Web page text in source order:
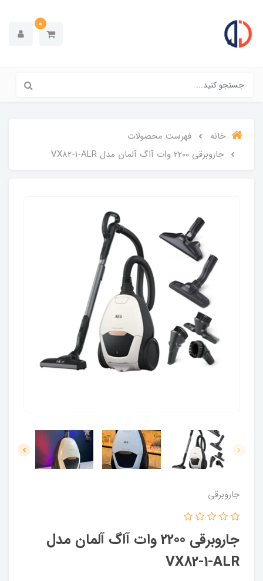
0
خانه
فهرست محصولات
جاروبرقی 2200 وات آاگ آلمان مدل VX82-1-ALR
جاروبرقی
جاروبرقی 2200 وات آاگ آلمان مدل
VX82-1-ALR